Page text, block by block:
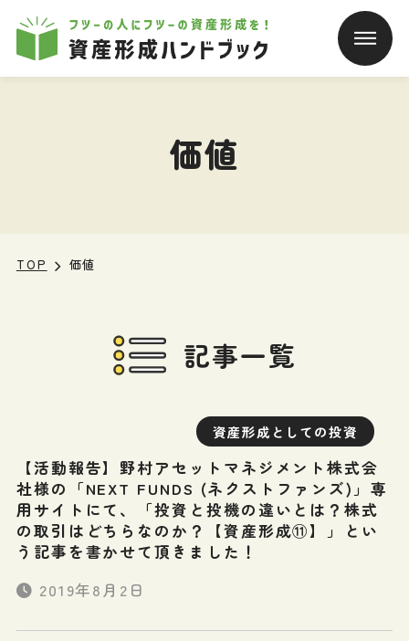
本文へ移動
価値
TOP 価値
記事一覧
資産形成としての投資
【活動報告】野村アセットマネジメント株式会
社様の「NEXT FUNDS (ネクストファンズ)」専
用サイトにて、「投資と投機の違いとは？株式
の取引はどちらなのか？【資産形成⑪】」とい
う記事を書かせて頂きました！
2019年8月2日